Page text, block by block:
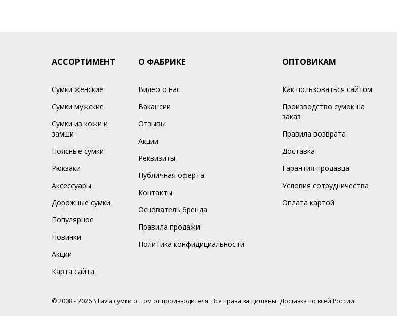
АССОРТИМЕНТ
Сумки женские
Сумки мужские
Сумки из кожи и
замши
Поясные сумки
Рюкзаки
Аксессуары
Дорожные сумки
Популярное
Новинки
Акции
Карта сайта
О ФАБРИКЕ
Видео о нас
Вакансии
Отзывы
Акции
Реквизиты
Публичная оферта
Контакты
Основатель бренда
Правила продажи
Политика конфидициальности
ОПТОВИКАМ
Как пользоваться сайтом
Производство сумок на
заказ
Правила возврата
Доставка
Гарантия продавца
Условия сотрудничества
Оплата картой
© 2008 - 2026 S.Lavia сумки оптом от производителя. Все права защищены. Доставка по всей России!